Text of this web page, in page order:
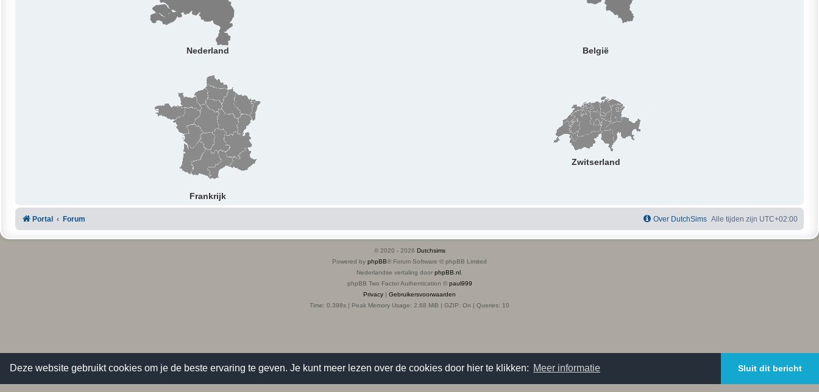
Deze website gebruikt cookies om je de beste ervaring te geven. Je kunt meer lezen over de cookies door hier te klikken: Meer informatie Sluit dit bericht
Nederland België
Frankrijk
Zwitserland
Portal Forum Alle tijden zijn UTC+02:00
Over DutchSims
© 2020 - 2026 Dutchsims
Powered by phpBB® Forum Software © phpBB Limited
Nederlandse vertaling door phpBB.nl
phpBB Two Factor Authentication © paul999
Privacy | Gebruikersvoorwaarden
Time: 0.398s | Peak Memory Usage: 2.68 MiB | GZIP: On | Queries: 10